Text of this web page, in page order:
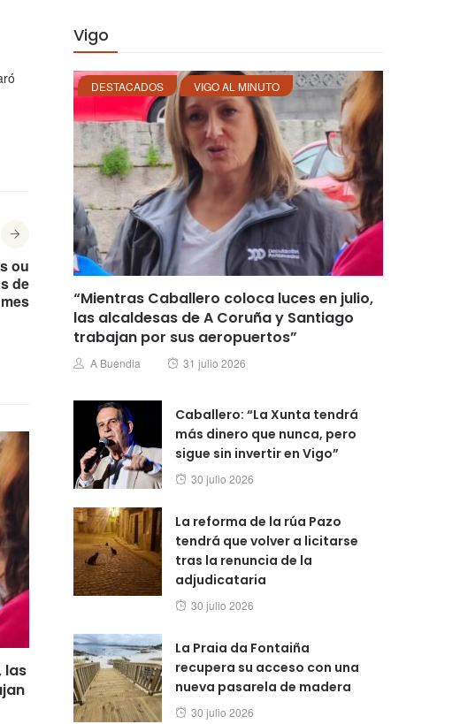
ou
de
las
Vigo
DESTACADOS VIGO AL MINUTO
“Mientras Caballero coloca luces en julio,
las alcaldesas de A Coruña y Santiago
trabajan por sus aeropuertos”
Author
A Buendia
Posted
31 julio 2026
Caballero: “La Xunta tendrá
más dinero que nunca, pero
sigue sin invertir en Vigo”
Posted
30 julio 2026
La reforma de la rúa Pazo
tendrá que volver a licitarse
tras la renuncia de la
adjudicataria
Posted
30 julio 2026
La Praia da Fontaiña
recupera su acceso con una
nueva pasarela de madera
Posted
30 julio 2026